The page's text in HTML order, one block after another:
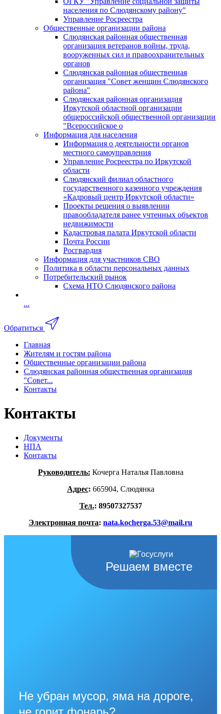
населения по Слюдянскому району"
Управление Росреестра
Общественные организации района
Слюдянская районная общественная
организация ветеранов войны, труда,
вооруженных сил и правоохранительных
органов
Слюдянская районная общественная
организация "Совет женщин Слюдянского
района"
Слюдянская районная организация
Иркутской областной организации
общероссийской общественной организации
"Всероссийское о
Информация для населения
Информация о деятельности органов
местного самоуправления
Управление Росреестра по Иркутской
области
Слюдянский филиал областного
государственного казенного учреждения
«Кадровый центр Иркутской области»
Проекты решения о выявлении
правообладателя ранее учтенных объектов
недвижимости
Кадастровая палата Иркутской области
Почта России
Росгвардия
Информация для участников СВО
Политика в области персональных данных
Потребительский рынок
Схема НТО Слюдянского района
...
Обратиться
Главная
Жителям и гостям района
Общественные организации района
Слюдянская районная общественная организация
"Совет...
Контакты
Контакты
Документы
НПА
Контакты
Руководитель: Кочерга Наталья Павловна
Адрес: 665904, Слюдянка
Тел.: 89507327537
Электронная почта: nata.kocherga.53@mail.ru
Решаем вместе
Не убран мусор, яма на дороге,